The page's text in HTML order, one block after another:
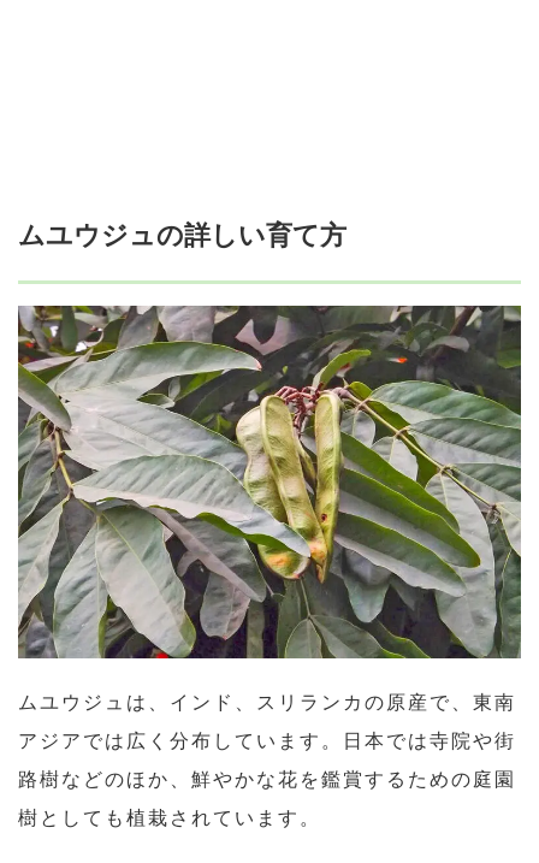
ムユウジュの詳しい育て方
ムユウジュは、インド、スリランカの原産で、東南
アジアでは広く分布しています。日本では寺院や街
路樹などのほか、鮮やかな花を鑑賞するための庭園
樹としても植栽されています。